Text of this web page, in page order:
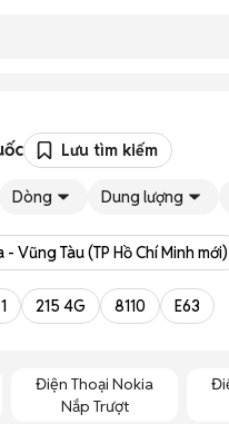
Lưu tìm kiếm
Dòng Dung lượng
- Vũng Tàu (TP Hồ Chí Minh mới)
215 4G 8110 E63
Điện Thoại Nokia
Nắp Trượt